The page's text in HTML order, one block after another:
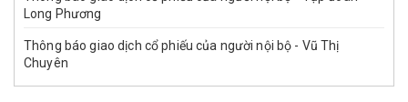
Long Phương
Thông báo giao dịch cổ phiếu của người nội bộ - Vũ Thị
Chuyên